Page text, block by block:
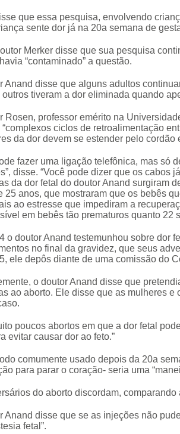
que essa pesquisa, envolvendo
sente dor já na 20a semana de
Merker disse que sua pesquisa
“contaminado” a questão.
Anand disse que alguns adultos
outros tiveram a dor eliminada quando
Rosen, professor emérito na
ciclos de retroalimentação
da dor devem se estender pelo cordão
fazer uma ligação telefônica, mas só
disse. “Você pode dizer que os cabos
da dor fetal do doutor Anand surgiram
25 anos, que mostraram que os bebês
ao estresse que impediram a
em bebês tão prematuros quanto 22
o doutor Anand testemunhou sobre dor
no final da gravidez, que seus
ele depôs diante de uma comissão do
o doutor Anand disse que
ao aborto. Ele disse que as mulheres
poucos abortos em que a dor fetal
evitar causar dor ao feto.”
comumente usado depois da 20a
para parar o coração- seria uma
do aborto discordam,
Anand disse que se as injeções não
fetal”.